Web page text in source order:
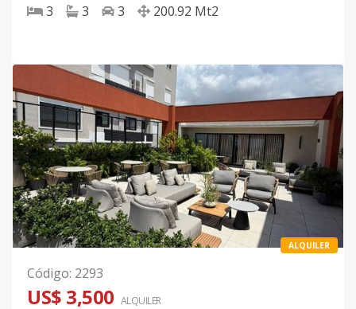
3 3 3 200.92 Mt2
ALQUILER
Código: 2293
US$ 3,500 ALQUILER